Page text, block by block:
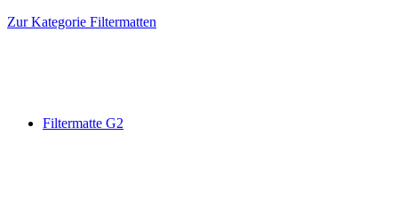
Zur Kategorie Filtermatten
Filtermatte G2